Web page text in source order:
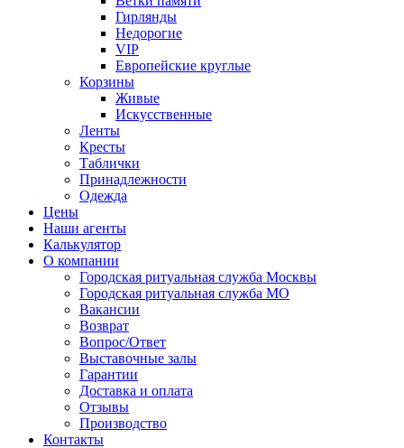
Гирлянды
Недорогие
VIP
Европейские круглые
Корзины
Живые
Искусственные
Ленты
Кресты
Таблички
Принадлежности
Одежда
Цены
Наши агенты
Калькулятор
О компании
Городская ритуальная служба Москвы
Городская ритуальная служба МО
Вакансии
Возврат
Вопрос/Ответ
Выставочные залы
Гарантии
Доставка и оплата
Отзывы
Производство
Контакты